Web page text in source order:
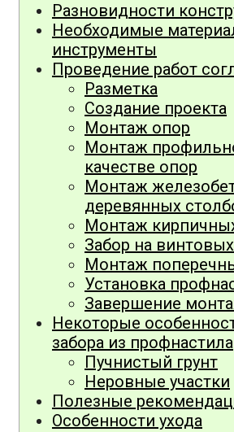
Разновидности
Необходимые
инструменты
Проведение работ
Разметка
Создание проекта
Монтаж опор
Монтаж
качестве опор
Монтаж
деревянных
Монтаж
Забор на
Монтаж
Установка
Завершение
Некоторые
забора из профнастила
Пучнистый грунт
Неровные участки
Полезные
Особенности ухода